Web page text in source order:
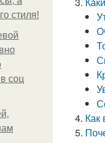
стиля!
соц
Как